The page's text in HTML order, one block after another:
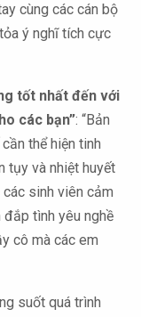
cùng các cán bộ
ý nghĩ tích cực
tốt nhất đến với
các bạn”: “Bản
thể hiện tinh
tụy và nhiệt huyết
sinh viên cảm
đắp tình yêu nghề
cô mà các em
suốt quá trình